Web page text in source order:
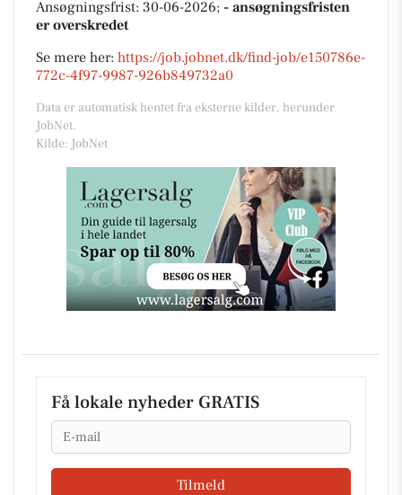
Ansøgningsfrist: 30-06-2026; - ansøgningsfristen
er overskredet
Se mere her: https://job.jobnet.dk/find-job/e150786e-
772c-4f97-9987-926b849732a0
Data er automatisk hentet fra eksterne kilder, herunder
JobNet.
Kilde: JobNet
Få lokale nyheder GRATIS
Email
Tilmeld